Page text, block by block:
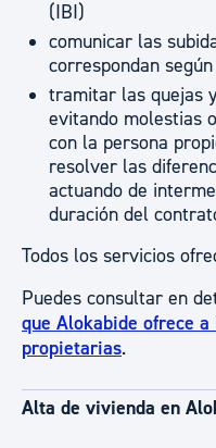
(IBI)
comunicar las
correspondan
tramitar las quejas
evitando molestias
con la persona
resolver las
actuando de
duración del
Todos los servicios
Puedes consultar en
que Alokabide ofrece a
propietarias.
Alta de vivienda en